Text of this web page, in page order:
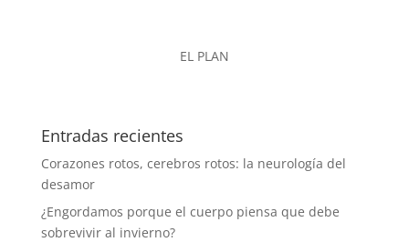
EL PLAN
Entradas recientes
Corazones rotos, cerebros rotos: la neurología del
desamor
¿Engordamos porque el cuerpo piensa que debe
sobrevivir al invierno?